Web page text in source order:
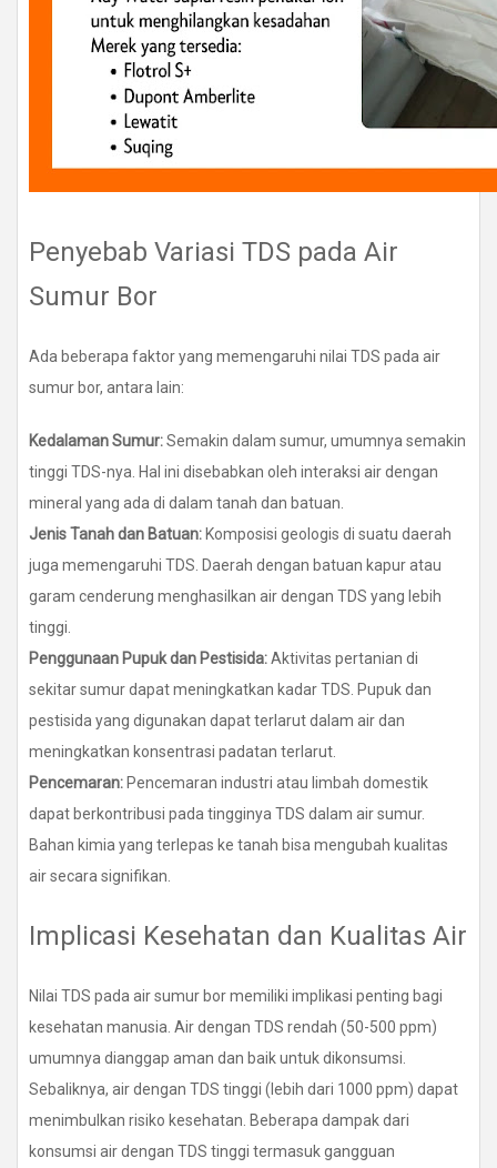
Penyebab Variasi TDS pada Air
Sumur Bor
Ada beberapa faktor yang memengaruhi nilai TDS pada air
sumur bor, antara lain:
Kedalaman Sumur:Semakin dalam sumur, umumnya semakin
tinggi TDS-nya. Hal ini disebabkan oleh interaksi air dengan
mineral yang ada di dalam tanah dan batuan.
Jenis Tanah dan Batuan: Komposisi geologis di suatu daerah
juga memengaruhi TDS. Daerah dengan batuan kapur atau
garam cenderung menghasilkan air dengan TDS yang lebih
tinggi.
Penggunaan Pupuk dan Pestisida:Aktivitas pertanian di
sekitar sumur dapat meningkatkan kadar TDS. Pupuk dan
pestisida yang digunakan dapat terlarut dalam air dan
meningkatkan konsentrasi padatan terlarut.
Pencemaran: Pencemaran industri atau limbah domestik
dapat berkontribusi pada tingginya TDS dalam air sumur.
Bahan kimia yang terlepas ke tanah bisa mengubah kualitas
air secara signifikan.
Implicasi Kesehatan dan Kualitas Air
Nilai TDS pada air sumur bor memiliki implikasi penting bagi
kesehatan manusia. Air dengan TDS rendah (50-500 ppm)
umumnya dianggap aman dan baik untuk dikonsumsi.
Sebaliknya, air dengan TDS tinggi (lebih dari 1000 ppm) dapat
menimbulkan risiko kesehatan. Beberapa dampak dari
konsumsi air dengan TDS tinggi termasuk gangguan